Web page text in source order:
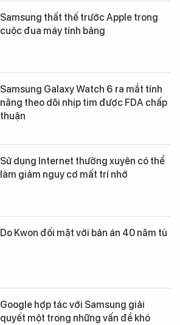
Samsung thất thế trước Apple trong
cuộc đua máy tính bảng
Samsung Galaxy Watch 6 ra mắt tính
năng theo dõi nhịp tim được FDA chấp
thuận
Sử dụng Internet thường xuyên có thể
làm giảm nguy cơ mất trí nhớ
Do Kwon đối mặt với bản án 40 năm tù
Google hợp tác với Samsung giải
quyết một trong những vấn đề khó